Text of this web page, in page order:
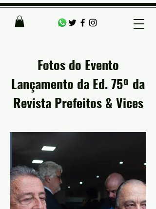
Fotos do Evento
Lançamento da Ed. 75º da
Revista Prefeitos & Vices